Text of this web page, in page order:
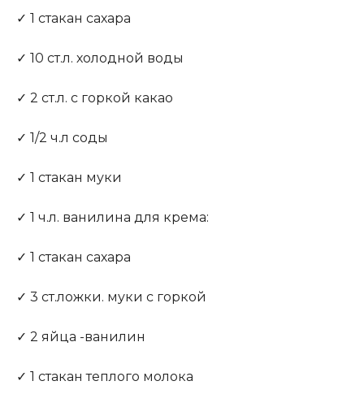
✓ 1 стакан сахара
✓ 10 ст.л. холодной воды
✓ 2 ст.л. с горкой какао
✓ 1/2 ч.л соды
✓ 1 стакан муки
✓ 1 ч.л. ванилина для крема:
✓ 1 стакан сахара
✓ 3 ст.ложки. муки с горкой
✓ 2 яйца -ванилин
✓ 1 стакан теплого молока